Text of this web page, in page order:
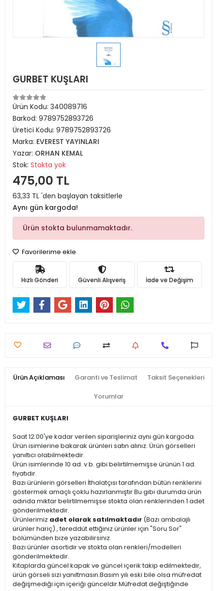
GURBET KUŞLARI
Ürün Kodu: 340089716
Barkod: 9789752893726
Üretici Kodu: 9789752893726
Marka: EVEREST YAYINLARI
Yazar: ORHAN KEMAL
Stok: Stokta yok
475,00 TL
63,33 TL 'den başlayan taksitlerle
Aynı gün kargoda!
Ürün stokta bulunmamaktadır.
Favorilerime ekle
Hızlı Gönderi Güvenli Alışveriş İade ve Değişim
Ürün Açıklaması Garanti ve Teslimat Taksit Seçenekleri
Yorumlar
GURBET KUŞLARI
Saat 12.00'ye kadar verilen siparişleriniz aynı gün kargoda.
Ürün isimlerine bakarak ürünleri satın alınız. Ürün görselleri
yanıltıcı olabilmektedir.
Ürün isimlerinde 10 ad. v.b. gibi belirtilmemişse ürünün 1 ad.
fiyatıdır.
Bazı ürünlerin görselleri İthalatçısı tarafından bütün renklerini
göstermek amaçlı çoklu hazırlanmıştır.Bu gibi durumda ürün
adında miktar belirtilmemişse stokta olan renklerinden 1 adet
gönderilmektedir.
Ürünlerimiz adet olarak satılmaktadır (Bazı ambalajlı
ürünler hariç) , tereddüt ettiğiniz ürünler için "Soru Sor"
bölümünden bize yazabilirsiniz.
Bazı ürünler asortidir ve stokta olan renkleri/modelleri
gönderilmektedir.
Kitaplarda güncel kapak ve güncel içerik takip edilmektedir,
ürün görseli sizi yanıltmasın.Basım yılı eski bile olsa müfredat
değişmediği için içeriği günceldir.Müfredat değiştiğinde